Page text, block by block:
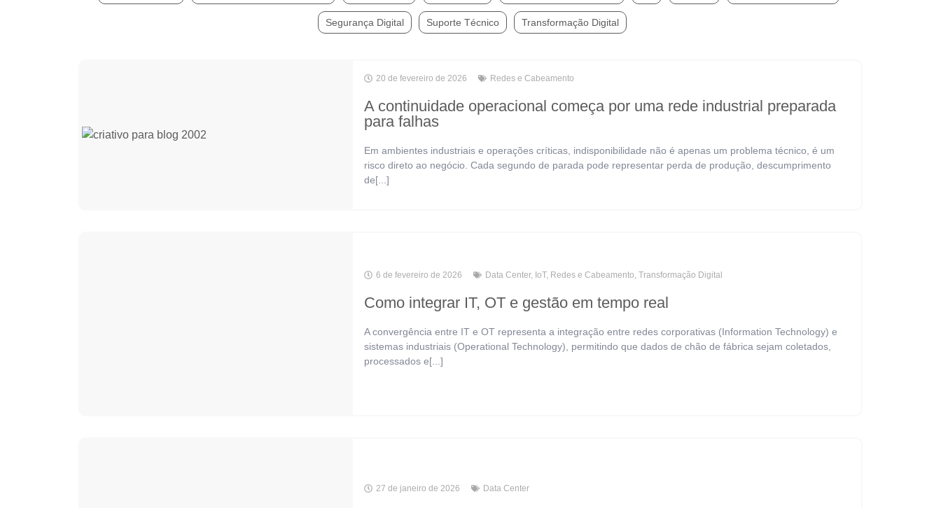
Segurança Digital Suporte Técnico Transformação Digital
20 de fevereiro de 2026 Redes e Cabeamento
A continuidade operacional começa por uma rede industrial preparada
para falhas
Em ambientes industriais e operações críticas, indisponibilidade não é apenas um problema técnico, é um
risco direto ao negócio. Cada segundo de parada pode representar perda de produção, descumprimento
de[...]
6 de fevereiro de 2026 Data Center, IoT, Redes e Cabeamento, Transformação Digital
Como integrar IT, OT e gestão em tempo real
A convergência entre IT e OT representa a integração entre redes corporativas (Information Technology) e
sistemas industriais (Operational Technology), permitindo que dados de chão de fábrica sejam coletados,
processados e[...]
27 de janeiro de 2026 Data Center